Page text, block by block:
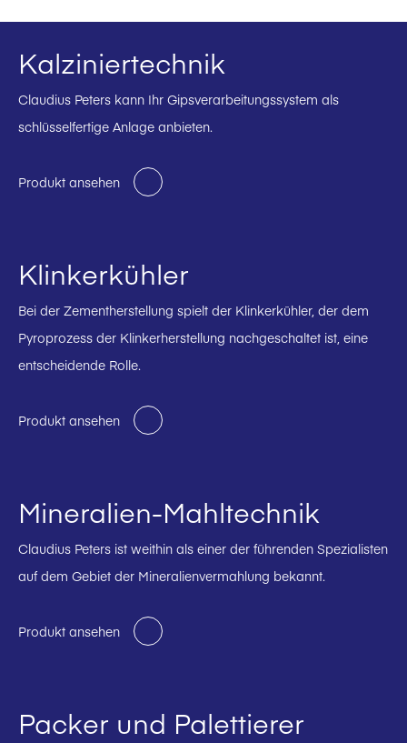
Kalziniertechnik
Claudius Peters kann Ihr Gipsverarbeitungssystem als
schlüsselfertige Anlage anbieten.
Produkt ansehen
Klinkerkühler
Bei der Zementherstellung spielt der Klinkerkühler, der dem
Pyroprozess der Klinkerherstellung nachgeschaltet ist, eine
entscheidende Rolle.
Produkt ansehen
Mineralien-Mahltechnik
Claudius Peters ist weithin als einer der führenden Spezialisten
auf dem Gebiet der Mineralienvermahlung bekannt.
Produkt ansehen
Packer und Palettierer